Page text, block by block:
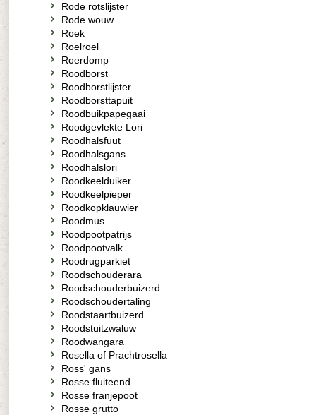
Rode rotslijster
Rode wouw
Roek
Roelroel
Roerdomp
Roodborst
Roodborstlijster
Roodborsttapuit
Roodbuikpapegaai
Roodgevlekte Lori
Roodhalsfuut
Roodhalsgans
Roodhalslori
Roodkeelduiker
Roodkeelpieper
Roodkopklauwier
Roodmus
Roodpootpatrijs
Roodpootvalk
Roodrugparkiet
Roodschouderara
Roodschouderbuizerd
Roodschoudertaling
Roodstaartbuizerd
Roodstuitzwaluw
Roodwangara
Rosella of Prachtrosella
Ross' gans
Rosse fluiteend
Rosse franjepoot
Rosse grutto